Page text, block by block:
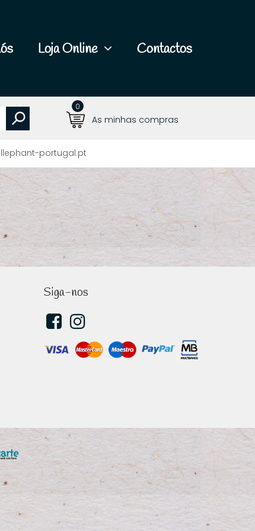
Loja Online Contactos
0
As minhas compras
portugal.pt
Siga-nos